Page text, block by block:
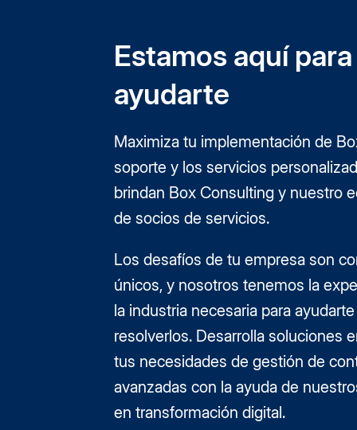
Estamos aquí para
ayudarte
Maximiza tu implementación de
soporte y los servicios
brindan Box Consulting y nuestro
de socios de servicios.
Los desafíos de tu empresa son
únicos, y nosotros tenemos la
la industria necesaria para
resolverlos. Desarrolla soluciones
tus necesidades de gestión de
avanzadas con la ayuda de
en transformación digital.